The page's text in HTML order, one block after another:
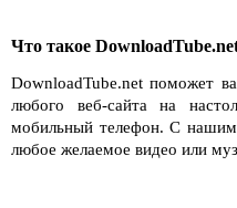
Что такое
DownloadTube.net поможет
любого веб-сайта на
мобильный телефон. С нашим
любое желаемое видео или